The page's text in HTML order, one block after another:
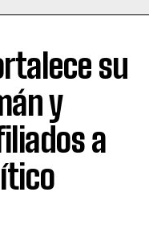
su
y
a